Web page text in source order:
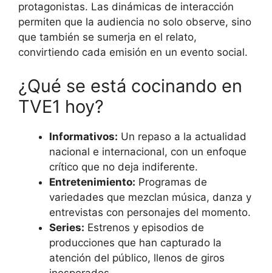
protagonistas. Las dinámicas de interacción
permiten que la audiencia no solo observe, sino
que también se sumerja en el relato,
convirtiendo cada emisión en un evento social.
¿Qué se está cocinando en
TVE1 hoy?
Informativos: Un repaso a la actualidad
nacional e internacional, con un enfoque
crítico que no deja indiferente.
Entretenimiento: Programas de
variedades que mezclan música, danza y
entrevistas con personajes del momento.
Series: Estrenos y episodios de
producciones que han capturado la
atención del público, llenos de giros